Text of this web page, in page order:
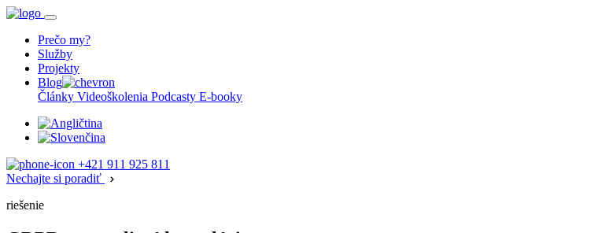
Prečo my?
Služby
Projekty
Blog
Články Videoškolenia Podcasty E-booky
+421 911 925 811
Nechajte si poradiť
riešenie